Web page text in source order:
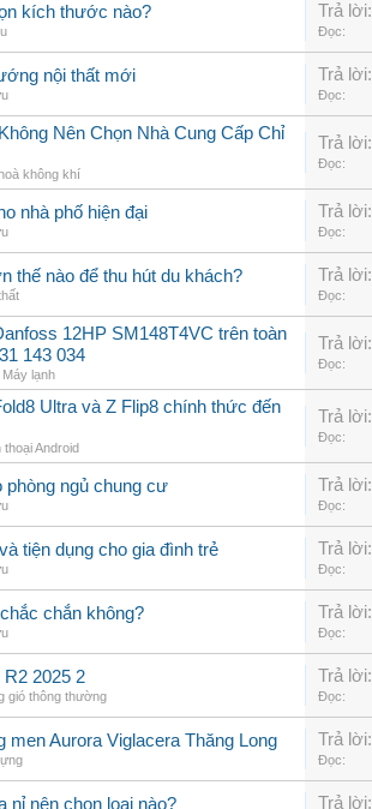
kích thước nào? Trả lời:
Đọc:
nội thất mới Trả lời:
Đọc:
Nên Chọn Nhà Cung Cấp Chỉ
không khí
Trả lời:
Đọc:
nhà phố hiện đại Trả lời:
Đọc:
thế nào để thu hút du khách? Trả lời:
Đọc:
12HP SM148T4VC trên toàn
143 034
Máy lạnh
Trả lời:
Đọc:
Ultra và Z Flip8 chính thức đến
thoại Android
Trả lời:
Đọc:
phòng ngủ chung cư Trả lời:
Đọc:
tiện dụng cho gia đình trẻ Trả lời:
Đọc:
chắn không? Trả lời:
Đọc:
R2 2025 2
gió thông thường
Trả lời:
Đọc:
men Aurora Viglacera Thăng Long Trả lời:
Đọc:
nỉ nên chọn loại nào? Trả lời: